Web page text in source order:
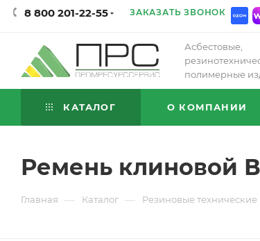
8 800 201-22-55 ЗАКАЗАТЬ ЗВОНОК
Асбестовые,
полимерные
КАТАЛОГ О КОМПАНИИ
Ремень клиновой
Главная — Каталог — Резиновые технические